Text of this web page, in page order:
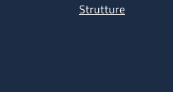
Strutture